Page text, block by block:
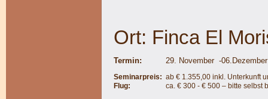
Ort: Finca El
Termin: 29. November -
Seminarpreis: ab € 1.355,00 inkl. Unterkunft
Flug:
ca. € 300 - € 500 – bitte selbst